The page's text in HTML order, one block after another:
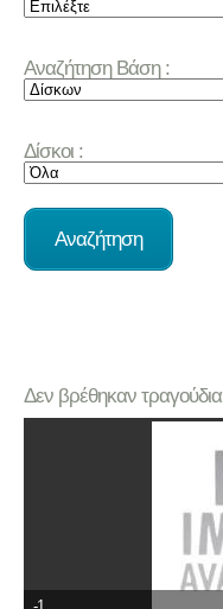
Αναζήτηση Βάση :
Δίσκοι :
Δεν βρέθηκαν τραγούδια